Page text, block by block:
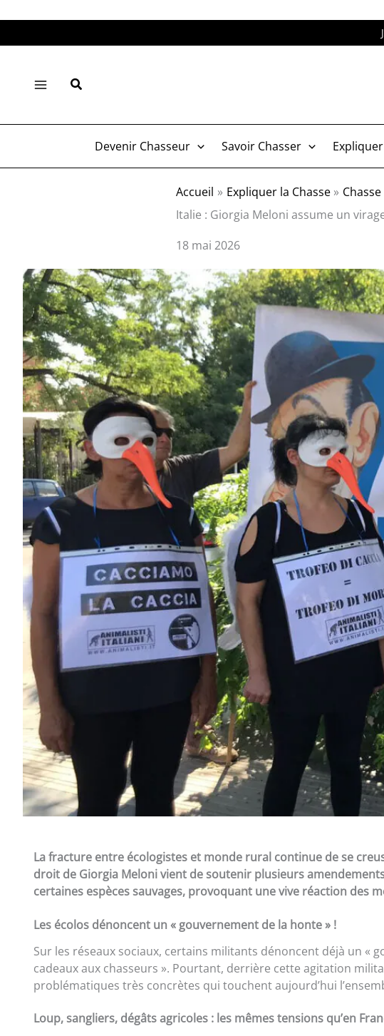
au
Rechercher
Devenir Chasseur Savoir Chasser
Accueil Expliquer la Chasse
Italie : Giorgia Meloni assume un
18 mai 2026
La fracture entre écologistes et monde rural continue de se
droit de Giorgia Meloni vient de soutenir plusieurs
certaines espèces sauvages, provoquant une vive réaction des
Les écolos dénoncent un « gouvernement de la honte » !
Sur les réseaux sociaux, certains militants dénoncent déjà un «
cadeaux aux chasseurs ». Pourtant, derrière cette agitation
problématiques très concrètes qui touchent aujourd’hui
Loup, sangliers, dégâts agricoles : les mêmes tensions qu’en